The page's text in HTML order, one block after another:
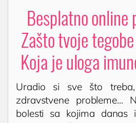
Laboratorija
Besplatno online
Zašto tvoje
Koja je uloga
Uradio si sve što
zdravstvene probleme...
bolesti sa kojima danas